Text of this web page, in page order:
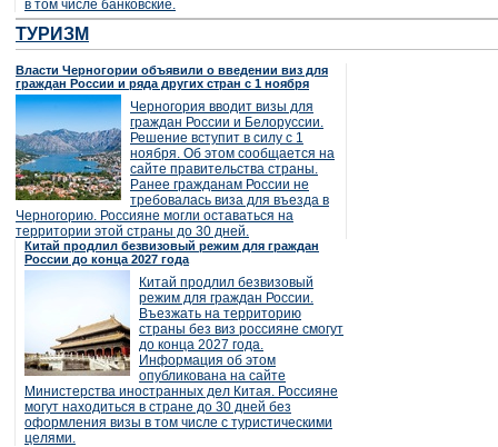
в том числе банковские.
ТУРИЗМ
Власти Черногории объявили о введении виз для
граждан России и ряда других стран с 1 ноября
Черногория вводит визы для
граждан России и Белоруссии.
Решение вступит в силу с 1
ноября. Об этом сообщается на
сайте правительства страны.
Ранее гражданам России не
требовалась виза для въезда в
Черногорию. Россияне могли оставаться на
территории этой страны до 30 дней.
Китай продлил безвизовый режим для граждан
России до конца 2027 года
Китай продлил безвизовый
режим для граждан России.
Въезжать на территорию
страны без виз россияне смогут
до конца 2027 года.
Информация об этом
опубликована на сайте
Министерства иностранных дел Китая. Россияне
могут находиться в стране до 30 дней без
оформления визы в том числе с туристическими
целями.